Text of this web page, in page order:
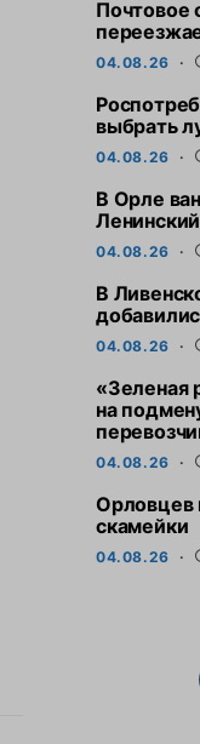
Почтовое
04.08.26
выбрать
04.08.26
В Орле
04.08.26
В
04.08.26
«Зеленая
на
04.08.26
Орловцев
скамейки
04.08.26